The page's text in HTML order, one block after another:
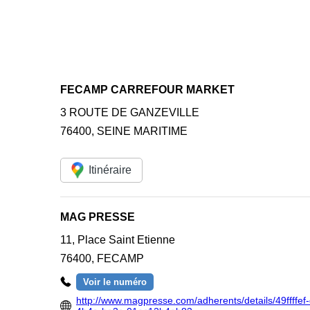
FECAMP CARREFOUR MARKET
3 ROUTE DE GANZEVILLE
76400, SEINE MARITIME
Itinéraire
MAG PRESSE
11, Place Saint Etienne
76400, FECAMP
Voir le numéro
http://www.magpresse.com/adherents/details/